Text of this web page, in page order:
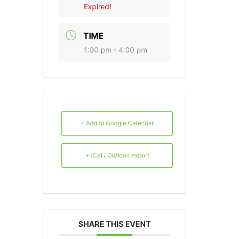
Expired!
TIME
1:00 pm - 4:00 pm
+ Add to Google Calendar
+ iCal / Outlook export
SHARE THIS EVENT